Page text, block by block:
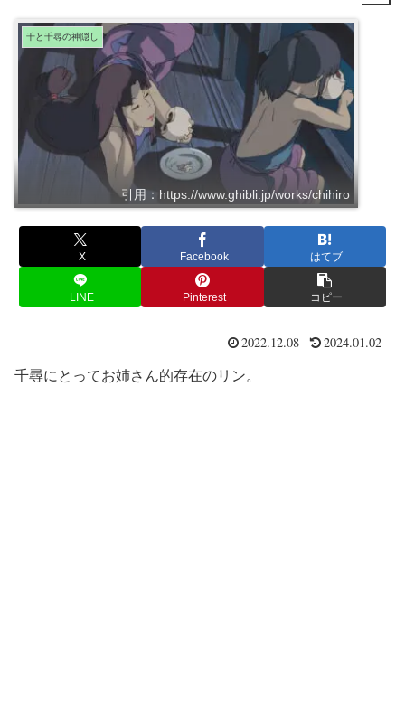
千と千尋の神隠し
引用：https://www.ghibli.jp/works/chihiro
X Facebook はてブ
LINE Pinterest コピー
2022.12.08 2024.01.02
千尋にとってお姉さん的存在のリン。